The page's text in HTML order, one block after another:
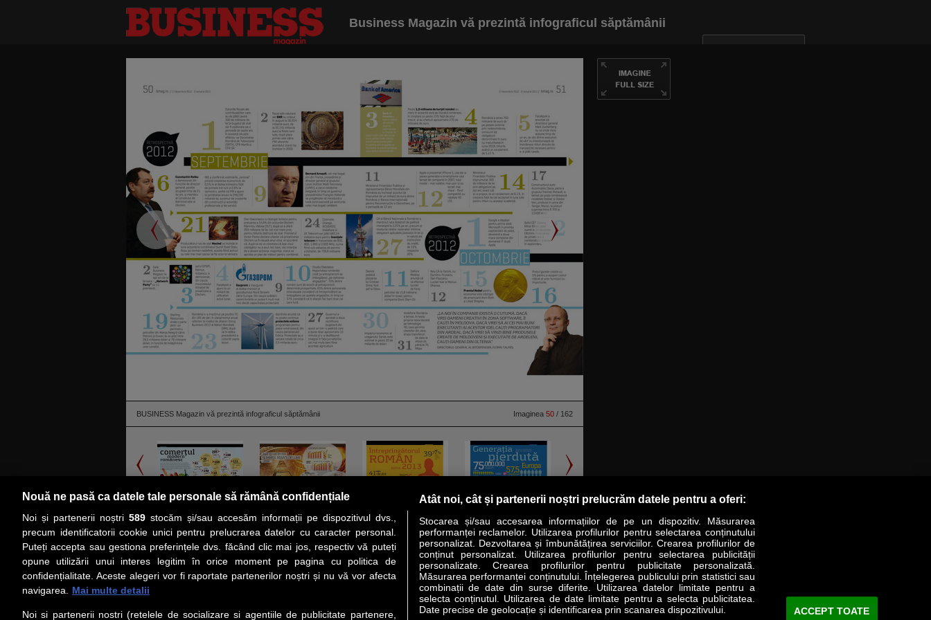
Business Magazin vă prezintă infograficul săptămânii
BUSINESS Magazin vă prezintă infograficul săptămânii Imaginea 50 / 162
citeşte toată ştirea
PRIMA PAGINĂ COVER STORY LIDERI ANALIZE HI-TECH MEET THE CEO LIFESTYLE SPECIAL OPINII
Social Servicii Revista Business Magazin
Nouă ne pasă ca datele tale personale să rămână confidențiale
Noi și partenerii noștri 589stocăm și/sau accesăm informații pe dispozitivul dvs.,
precum identificatorii cookie unici pentru prelucrarea datelor cu caracter personal.
Puteți accepta sau gestiona preferințele dvs. făcând clic mai jos, respectiv vă puteți
opune utilizării unui interes legitim în orice moment pe pagina cu politica de
confidențialitate. Aceste alegeri vor fi raportate partenerilor noștri și nu vă vor afecta
navigarea.
Mai multe detalii
Noi si partenerii nostri (retelele de socializare si agentiile de publicitate partenere,
Atât noi, cât și partenerii noștri prelucrăm datele pentru a oferi:
Stocarea și/sau accesarea informațiilor de pe un dispozitiv. Măsurarea
performanței reclamelor. Utilizarea profilurilor pentru selectarea conținutului
personalizat. Dezvoltarea și îmbunătățirea serviciilor. Crearea profilurilor de
conținut personalizat. Utilizarea profilurilor pentru selectarea publicității
personalizate. Crearea profilurilor pentru publicitate personalizată.
Măsurarea performanței conținutului. Înțelegerea publicului prin statistici sau
combinații de date din surse diferite. Utilizarea datelor limitate pentru a
selecta conținutul. Utilizarea de date limitate pentru a selecta publicitatea.
Date precise de geolocație și identificarea prin scanarea dispozitivului.
ACCEPT TOATE